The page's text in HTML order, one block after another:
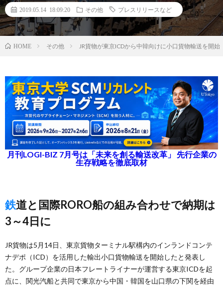
2019.05.14 18:09:20 その他 プレスリリースなど
HOME その他 JR貨物が東京ICDから中韓向けに小口貨物輸送を開始
月刊LOGI-BIZ 7月号は「未来を創る輸送改革」 先行企業の
生存戦略を徹底取材
鉄道と国際RORO船の組み合わせで納期は
3～4日に
JR貨物は5月14日、東京貨物ターミナル駅構内のインランドコンテ
ナデポ（ICD）を活用した輸出小口貨物輸送を開始したと発表し
た。グループ企業の日本フレートライナーが運営する東京ICDを起
点に、関光汽船と共同で東京から中国・韓国を山口県の下関を経由